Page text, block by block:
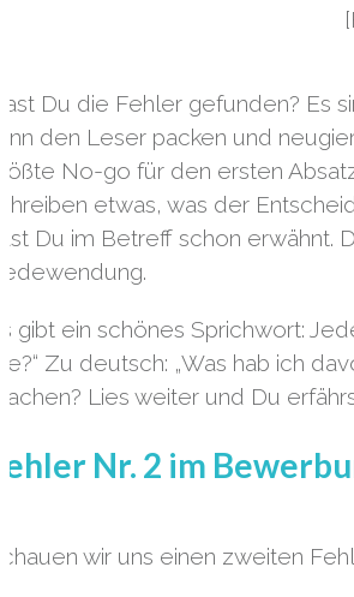
Du die Fehler gefunden? Es
den Leser packen und
No-go für den ersten
etwas, was der
Du im Betreff schon erwähnt.
gibt ein schönes Sprichwort:
e?“ Zu deutsch: „Was hab ich
Lies weiter und Du
Nr. 2 im
wir uns einen zweiten